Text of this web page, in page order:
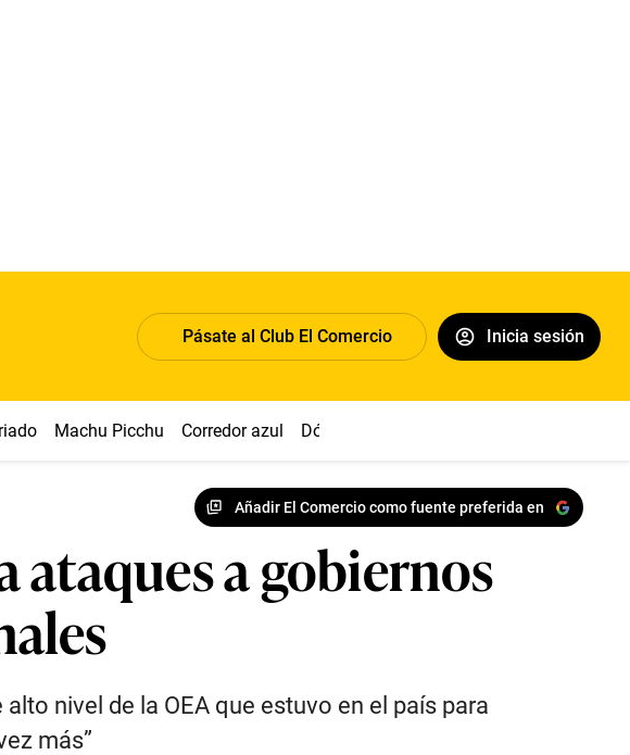
Pásate al Club El Comercio Inicia sesión
Machu Picchu Corredor azul Dólar
Añadir El Comercio como fuente preferida en
ataques a gobiernos
nivel de la OEA que estuvo en el país para
más”